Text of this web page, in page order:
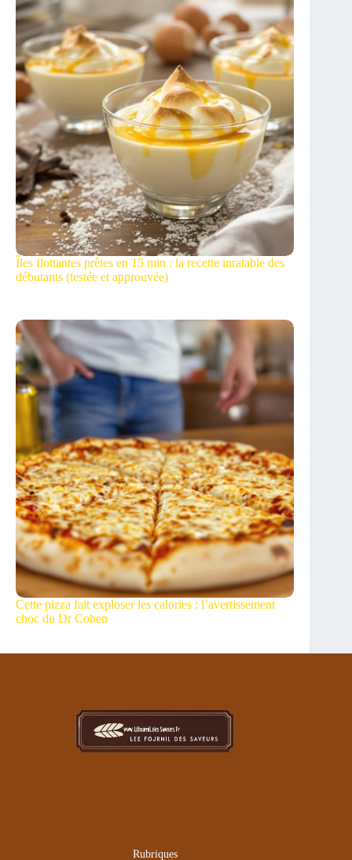
Îles flottantes prêtes en 15 min : la recette inratable des
débutants (testée et approuvée)
Cette pizza fait exploser les calories : l’avertissement
choc du Dr Cohen
Rubriques